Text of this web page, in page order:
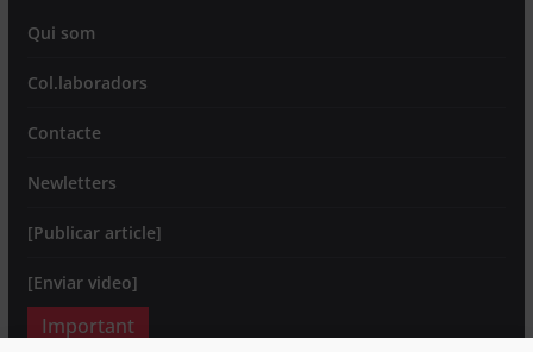
Qui som
Col.laboradors
Contacte
Newletters
[Publicar article]
[Enviar video]
Important